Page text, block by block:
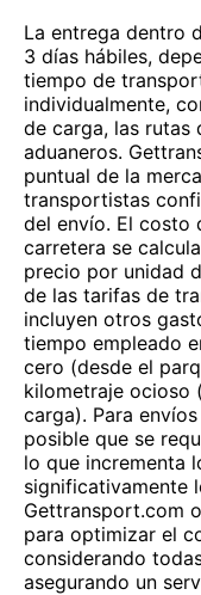
La entrega dentro
3 días hábiles,
tiempo de
individualmente,
de carga, las rutas
aduaneros.
puntual de la
transportistas
del envío. El costo
carretera se
precio por unidad
de las tarifas de
incluyen otros
tiempo empleado
cero (desde el
kilometraje ocioso
carga). Para
posible que se
lo que incrementa
significativamente
Gettransport.com
para optimizar el
considerando
asegurando un